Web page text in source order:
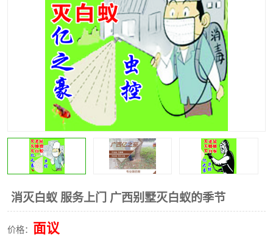
消灭白蚁 服务上门 广西别墅灭白蚁的季节
价格： 面议